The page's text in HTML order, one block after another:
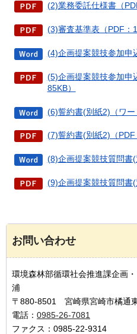
(2)業務委託仕様書（
(3)審査基準表（PDF：
(4)企画提案競技参加申
(5)企画提案競技参加申
85KB）
(6)誓約書(別紙2)（ワー
(7)誓約書(別紙2)（PDF
(8)企画提案競技質問書(
(9)企画提案競技質問書(
お問い合わせ
環境森林部循環社会推進課企画
浦
〒880-8501 宮崎県宮崎市橘通
電話： 0985-26-7081
ファクス：0985-22-9314